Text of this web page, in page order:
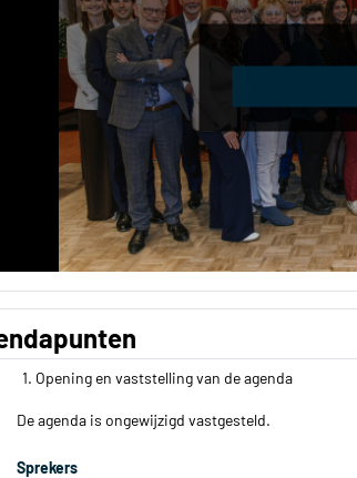
1. Opening en vaststelling van de agenda
De agenda is ongewijzigd vastgesteld.
Sprekers